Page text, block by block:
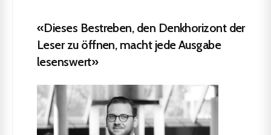
«Dieses Bestreben, den Denkhorizont der
Leser zu öffnen, macht jede Ausgabe
lesenswert»